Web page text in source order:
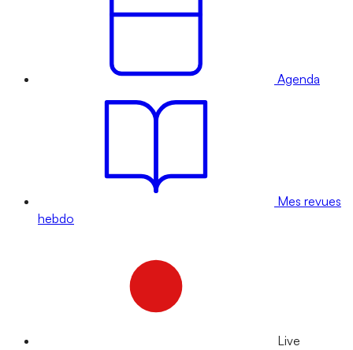
Agenda
Mes revues
hebdo
Live